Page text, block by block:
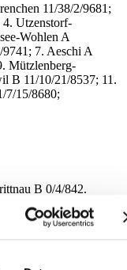
11/38/2/9681;
Utzenstorf-
Wohlen A
7. Aeschi A
Mützlenberg-
B 11/10/21/8537; 11.
7/15/8680;
B 0/4/842.
2/1/902 -
Dorf A 2/1/969.